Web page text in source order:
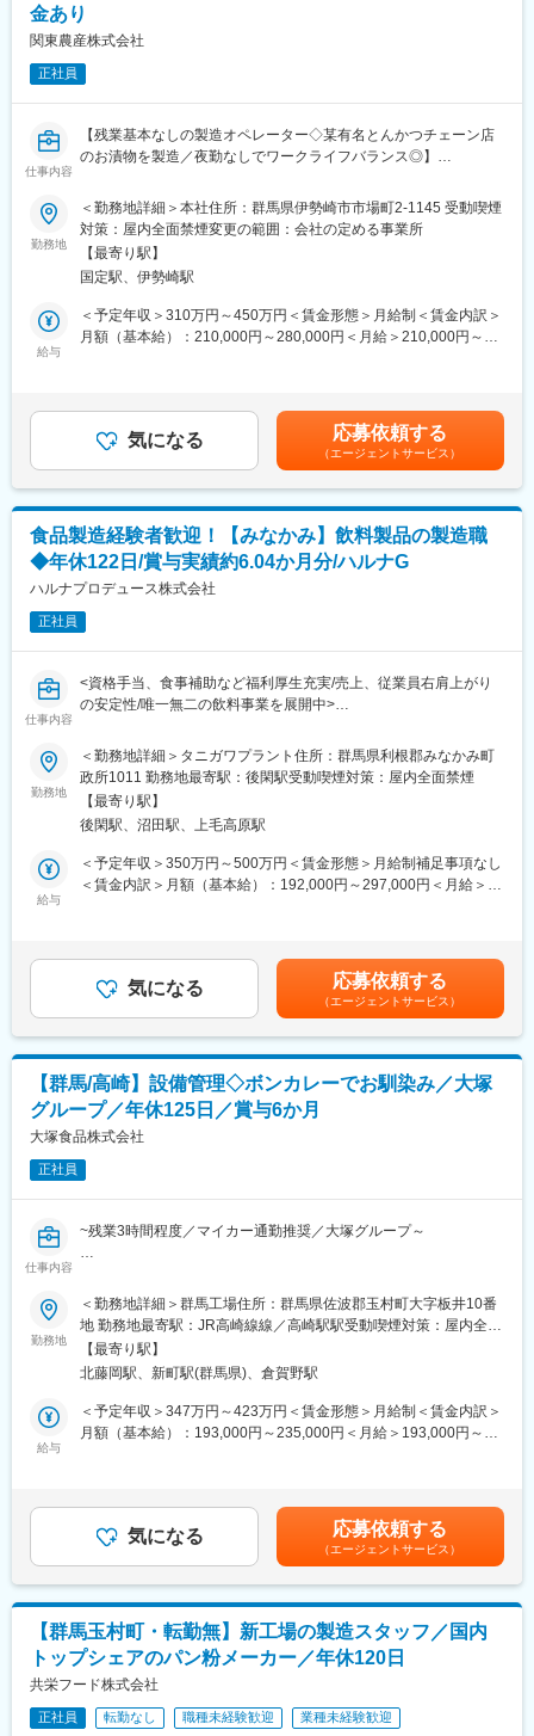
変更の範囲：会社の定める業務
■キャリアパス
キャリアパスが明確で能力・意欲次第で中長期的にスキルアッ
ます。
手ごろな価格で、より良いものをスピード感を持ってお届けす
この先も食卓に笑顔があふれるような、おいしくて、安全・安心
な商品を心を込めて作り続けてまいります。
変更の範囲：会社の定める業務
金あり
関東農産株式会社
正社員
仕事内容
【残業基本なしの製造オペレーター◇某有名とんかつチェーン店
のお漬物を製造／夜勤なしでワークライフバランス◎】
■業務内容：
大手外食チェーン・業務用向け漬物の製造管理を担当いただきま
す。
将来的には品質管理業務を担当いただく可能性があります。
・製造工程のいずれかを担当（原料受入／加工／包装）
・安全衛生ルール（JFS-B）に基づき、品質・衛生・生産性の管
理を実施
■研修：
入社後は下記流れで習得を進めていただきます。
（2） OJT研修（1～2週間）
現場でのOJTを通じて、製造工程（原料受入・加工・包装）を一
通り習得
（3） 配属（1～3か月）
適性に応じて担当工程へ配属し、業務を担当
■組織構成：
当社は全体で7名の少人数体制で運営しています。
社長（非常勤）1名のもと、工場長1名、製造長1名、営業1名の体
制に加え、工場部門には20代～50代まで幅広い年齢層のスタッフ
いに連携しながら業務に取り組んでいます。
■一日の流れ（例）
08:00 始業
12:00 昼食（45分）
15:00 休憩（15分）
■キャリアパス：
・業務に慣れてきた後は、各工程をローテーションで担当
・原料受入・加工・包装など、幅広い業務に携わることが可能
■企業魅力：
「日本の食と農を支える」という使命のもと、農業や食品分野に
おいて高品質なものづくりを追求している企業です。農業資材メ
ーカーとしては、土壌や根の環境に着目した独自の技術開発を強
みとし、生産性向上や品質の高い作物づくりに貢献しています。
いち早く展開し、市場を牽引してきました。
事業の広がりと安定した経営基盤を背景に、地域に根ざしながら
変更の範囲：会社の定める業務
勤務地
＜勤務地詳細＞本社住所：群馬県伊勢崎市市場町2-1145 受動喫煙
対策：屋内全面禁煙変更の範囲：会社の定める事業所
【最寄り駅】
国定駅、伊勢崎駅
給与
＜予定年収＞310万円～450万円＜賃金形態＞月給制＜賃金内訳＞
月額（基本給）：210,000円～280,000円＜月給＞210,000円～
気になる 応募依頼する
（エージェントサービス）
食品製造経験者歓迎！【みなかみ】飲料製品の製造職
◆年休122日/賞与実績約6.04か月分/ハルナG
ハルナプロデュース株式会社
正社員
仕事内容
<資格手当、食事補助など福利厚生充実/売上、従業員右肩上がり
の安定性/唯一無二の飲料事業を展開中>
■業務概要：
当社の製造スタッフとして「調整豆乳」をはじめとした紙パック
入りの製造ラインにおける豆乳ラインオペレーター職として従事
していただきます。
■業務詳細(調合職)：
・ラインの巡回や管理
※約20kgの大豆を運ぶ業務が発生しますが、機械に際に持ち上げ
るだけとなっており、運ぶ際は台車などを使って運びます。
原料となる大豆の投入をし機械ですりつぶし、調味料などを加え
て味を調整していき、豆乳になる前の状態にします。
・充填
充填業務ではすりつぶした状態の豆乳をこして液体の状態にして
いきます。
その後、パックなどに補充をしていき完成品に近づけてまいりま
す。
・包装
製品にストローやパッケージをつけていき、完成品にしていきま
■組織構成
50名ほどの部署になります。
20-50代まで幅広い年齢層の方が活躍しています。
当社では食品製造に従事されていた方も中途入社されているた
め、業界の親和性がある方については早期に活躍することが可能
将来的には製造のご経験を積んだうえで別の職種に移ることもで
きますし、また、そのまま管理職にキャリアアップすることも可
能となっております。
■会社の将来性について
当社では海外飲料も取り扱っており、例えばタイ国にある日系コ
ンビニエンストア向けにハルナブランドの「フルーツビネガー」
「健康志向の炭酸水」を販売しております。
■事業概要：
勤務地
＜勤務地詳細＞タニガワプラント住所：群馬県利根郡みなかみ町
政所1011 勤務地最寄駅：後閑駅受動喫煙対策：屋内全面禁煙
【最寄り駅】
後閑駅、沼田駅、上毛高原駅
給与
＜予定年収＞350万円～500万円＜賃金形態＞月給制補足事項なし
＜賃金内訳＞月額（基本給）：192,000円～297,000円＜月給＞
率：平均4.68%賃金はあくまでも目安の金額であり、選考を通じ
て上下する可能性があります。月給(月額)は固定手当を含めた表記
です。
気になる 応募依頼する
（エージェントサービス）
【群馬/高崎】設備管理◇ボンカレーでお馴染み／大塚
グループ／年休125日／賞与6か月
大塚食品株式会社
正社員
仕事内容
~残業3時間程度／マイカー通勤推奨／大塚グループ～
の方でもOJTにて丁寧に教えますので、ご安心ください。
■業務詳細：
（１）ユーティリティーの保守点検
キュービクル、蒸気ボイラー、エアコンプレッサー、アイスビル
ダー、冷蔵倉庫、水処理設備（井水）、軟水装置、排水処理設備
など
外注での修繕、自家による保全を実施します。
（３）新規設備導入
設備導入は機器の役割や規模によって異なりますが、新設ライン
（４）エネルギー改善
工場の省エネ推進のために業務を遂行して頂きます。弊社におい
てもカーボンニュートラル、ウォーターニュートラルなどの活動
を行っており数値目標があるため、エネルギーデータの確認、生
産課からの聞き取りなどを行いながら具体的な目標や必要な予算
を定めて取り組みを進めます。
勤務地
＜勤務地詳細＞群馬工場住所：群馬県佐波郡玉村町大字板井10番
地 勤務地最寄駅：JR高崎線線／高崎駅駅受動喫煙対策：屋内全面
禁煙変更の範囲：本文参照
【最寄り駅】
北藤岡駅、新町駅(群馬県)、倉賀野駅
給与
＜予定年収＞347万円～423万円＜賃金形態＞月給制＜賃金内訳＞
月額（基本給）：193,000円～235,000円＜月給＞193,000円～
性があります。月給(月額)は固定手当を含めた表記です。
気になる 応募依頼する
（エージェントサービス）
【群馬玉村町・転勤無】新工場の製造スタッフ／国内
トップシェアのパン粉メーカー／年休120日
共栄フード株式会社
正社員 転勤なし 職種未経験歓迎 業種未経験歓迎